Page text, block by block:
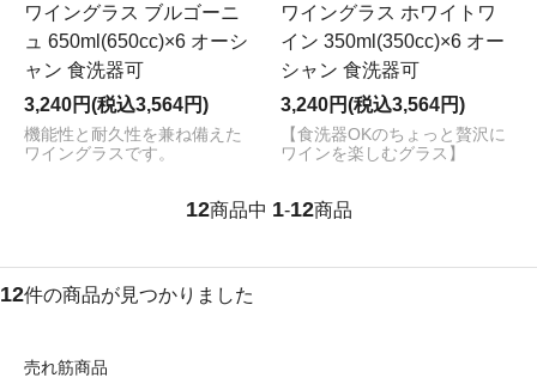
ワイングラス ブルゴーニ
ュ 650ml(650cc)×6 オーシ
ャン 食洗器可
3,240円(税込3,564円)
機能性と耐久性を兼ね備えた
ワイングラスです。
ワイングラス ホワイトワ
イン 350ml(350cc)×6 オー
シャン 食洗器可
3,240円(税込3,564円)
【食洗器OKのちょっと贅沢に
ワインを楽しむグラス】
12商品中 1-12商品
12件の商品が見つかりました
売れ筋商品